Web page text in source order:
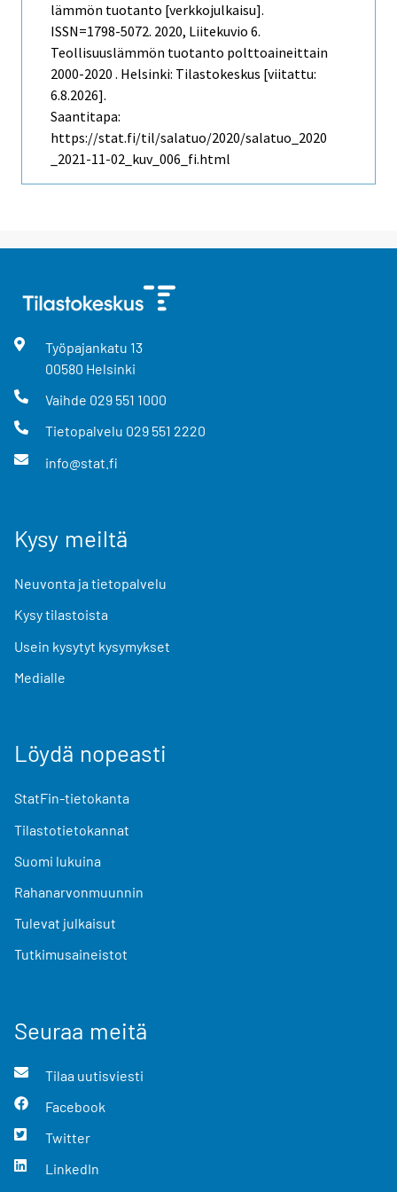
lämmön tuotanto [verkkojulkaisu].
ISSN=1798-5072. 2020, Liitekuvio 6.
Teollisuuslämmön tuotanto polttoaineittain
2000-2020 . Helsinki: Tilastokeskus [viitattu:
6.8.2026].
Saantitapa:
https://stat.fi/til/salatuo/2020/salatuo_2020
_2021-11-02_kuv_006_fi.html
Työpajankatu 13
00580 Helsinki
Vaihde 029 551 1000
Tietopalvelu 029 551 2220
info@stat.fi
Kysy meiltä
Neuvonta ja tietopalvelu
Kysy tilastoista
Usein kysytyt kysymykset
Medialle
Löydä nopeasti
StatFin-tietokanta
Tilastotietokannat
Suomi lukuina
Rahanarvonmuunnin
Tulevat julkaisut
Tutkimusaineistot
Seuraa meitä
Tilaa uutisviesti
Facebook
Twitter
LinkedIn